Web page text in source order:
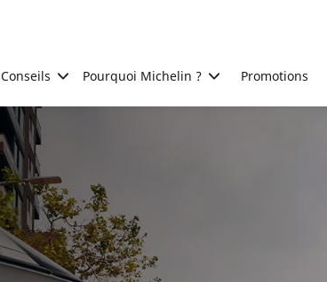
Conseils Pourquoi Michelin ? Promotions